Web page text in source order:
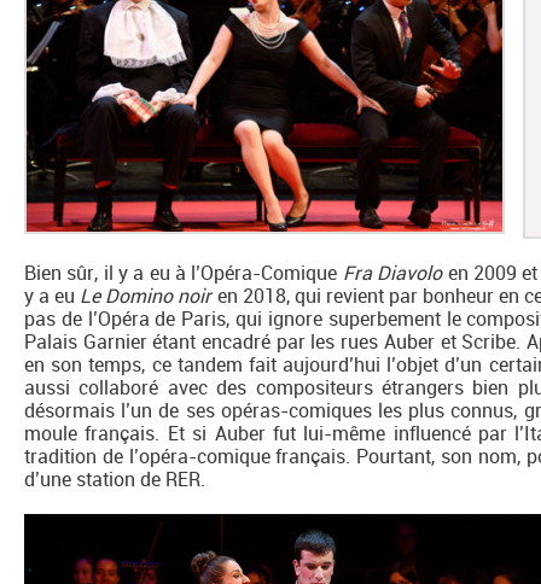
Bien sûr, il y a eu à l’Opéra-Comique Fra Diavoloen 2009
y a eu Le Domino noiren 2018, qui revient par bonheur en
pas de l’Opéra de Paris, qui ignore superbement le
Palais Garnier étant encadré par les rues Auber et Scribe.
en son temps, ce tandem fait aujourd’hui l’objet d’un
aussi collaboré avec des compositeurs étrangers bien
désormais l’un de ses opéras-comiques les plus connus,
moule français. Et si Auber fut lui-même influencé par
tradition de l’opéra-comique français. Pourtant, son nom,
d’une station de RER.